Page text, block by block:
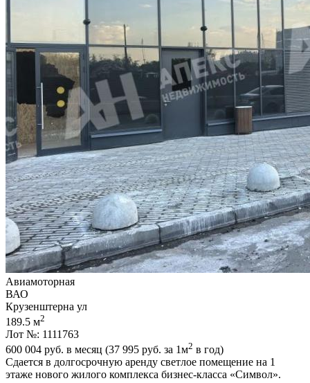
Авиамоторная
ВАО
Крузенштерна ул
189.5 м2
Лот №: 1111763
600 004 руб. в месяц (37 995 руб. за 1м2 в год)
Сдается в долгосрочную аренду светлое помещение на 1
этаже нового жилого комплекса бизнес-класса «Символ».